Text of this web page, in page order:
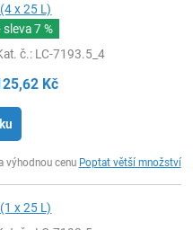
x 25 L)
sleva7 %
č.: LC-7193.5_4
Kč
výhodnou cenu Poptat větší množství
x 25 L)